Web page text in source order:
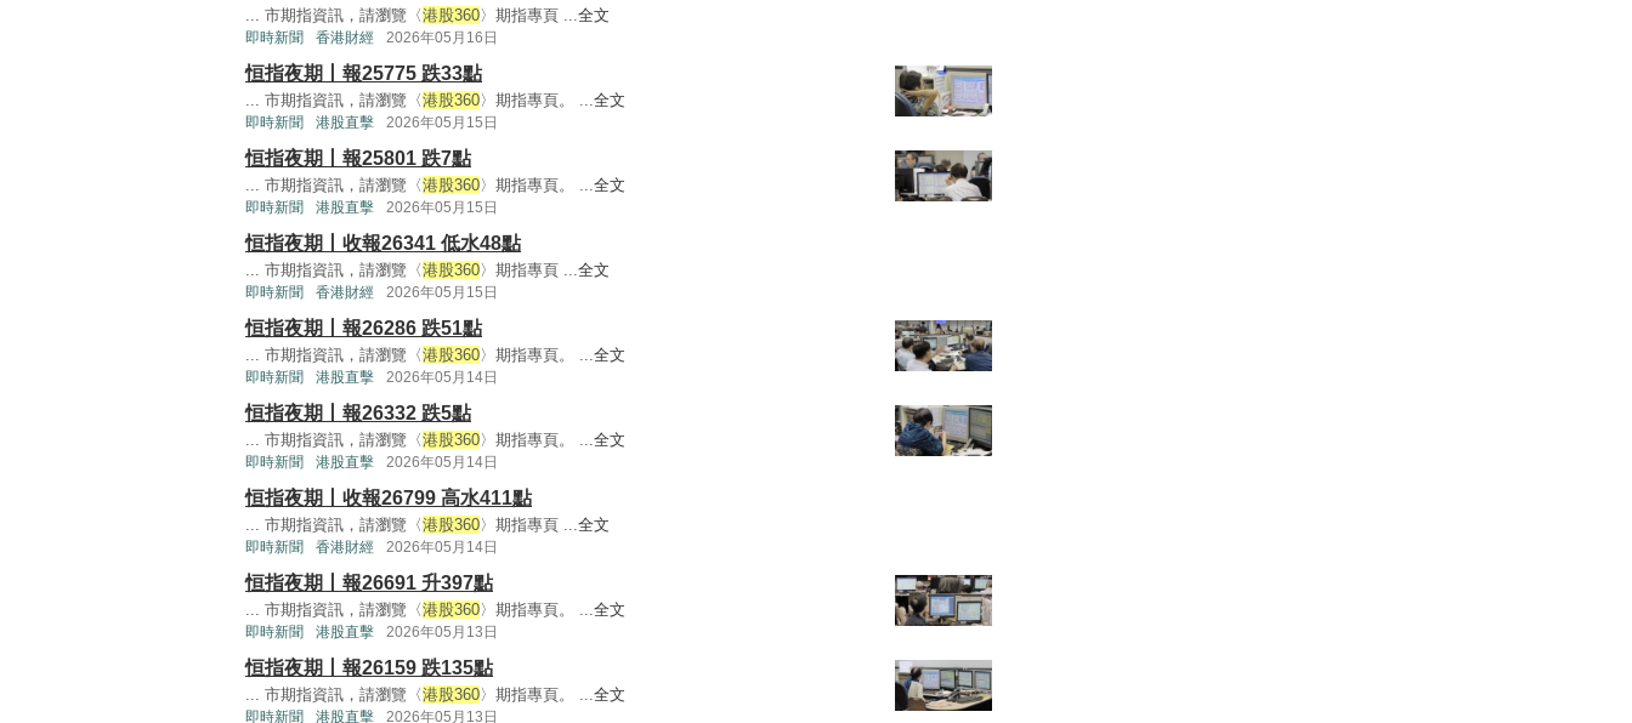
... 市期指資訊，請瀏覽〈港股360〉期指專頁 ...全文
即時新聞 香港財經 2026年05月16日
恒指夜期丨報25775 跌33點
... 市期指資訊，請瀏覽〈港股360〉期指專頁。 ...全文
即時新聞 港股直擊 2026年05月15日
恒指夜期丨報25801 跌7點
... 市期指資訊，請瀏覽〈港股360〉期指專頁。 ...全文
即時新聞 港股直擊 2026年05月15日
恒指夜期丨收報26341 低水48點
... 市期指資訊，請瀏覽〈港股360〉期指專頁 ...全文
即時新聞 香港財經 2026年05月15日
恒指夜期丨報26286 跌51點
... 市期指資訊，請瀏覽〈港股360〉期指專頁。 ...全文
即時新聞 港股直擊 2026年05月14日
恒指夜期丨報26332 跌5點
... 市期指資訊，請瀏覽〈港股360〉期指專頁。 ...全文
即時新聞 港股直擊 2026年05月14日
恒指夜期丨收報26799 高水411點
... 市期指資訊，請瀏覽〈港股360〉期指專頁 ...全文
即時新聞 香港財經 2026年05月14日
恒指夜期丨報26691 升397點
... 市期指資訊，請瀏覽〈港股360〉期指專頁。 ...全文
即時新聞 港股直擊 2026年05月13日
恒指夜期丨報26159 跌135點
... 市期指資訊，請瀏覽〈港股360〉期指專頁。 ...全文
即時新聞 港股直擊 2026年05月13日